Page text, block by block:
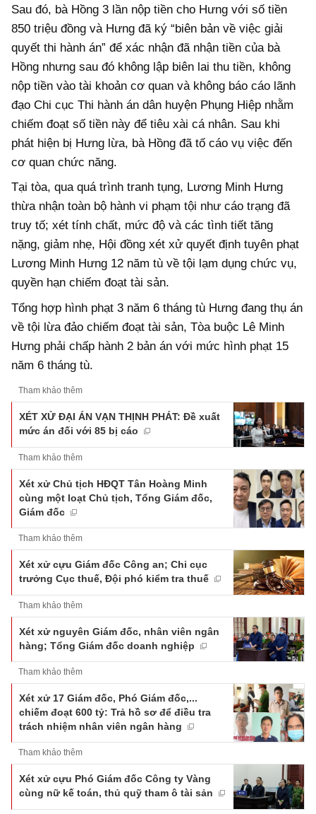
Sau đó, bà Hồng 3 lần nộp tiền cho Hưng với số tiền
850 triệu đồng và Hưng đã ký “biên bản về việc giải
quyết thi hành án” để xác nhận đã nhận tiền của bà
Hồng nhưng sau đó không lập biên lai thu tiền, không
nộp tiền vào tài khoản cơ quan và không báo cáo lãnh
đạo Chi cục Thi hành án dân huyện Phụng Hiệp nhằm
chiếm đoạt số tiền này để tiêu xài cá nhân. Sau khi
phát hiện bị Hưng lừa, bà Hồng đã tố cáo vụ việc đến
cơ quan chức năng.
Tại tòa, qua quá trình tranh tụng, Lương Minh Hưng
thừa nhận toàn bộ hành vi phạm tội như cáo trạng đã
truy tố; xét tính chất, mức độ và các tình tiết tăng
nặng, giảm nhẹ, Hội đồng xét xử quyết định tuyên phạt
Lương Minh Hưng 12 năm tù về tội lạm dụng chức vụ,
quyền hạn chiếm đoạt tài sản.
Tổng hợp hình phạt 3 năm 6 tháng tù Hưng đang thụ án
về tội lừa đảo chiếm đoạt tài sản, Tòa buộc Lê Minh
Hưng phải chấp hành 2 bản án với mức hình phạt 15
năm 6 tháng tù.
Tham khảo thêm
XÉT XỬ ĐẠI ÁN VẠN THỊNH PHÁT: Đề xuất
mức án đối với 85 bị cáo
Tham khảo thêm
Xét xử Chủ tịch HĐQT Tân Hoàng Minh
cùng một loạt Chủ tịch, Tổng Giám đốc,
Giám đốc
Tham khảo thêm
Xét xử cựu Giám đốc Công an; Chi cục
trưởng Cục thuế, Đội phó kiểm tra thuế
Tham khảo thêm
Xét xử nguyên Giám đốc, nhân viên ngân
hàng; Tổng Giám đốc doanh nghiệp
Tham khảo thêm
Xét xử 17 Giám đốc, Phó Giám đốc,...
chiếm đoạt 600 tỷ: Trả hồ sơ để điều tra
trách nhiệm nhân viên ngân hàng
Tham khảo thêm
Xét xử cựu Phó Giám đốc Công ty Vàng
cùng nữ kế toán, thủ quỹ tham ô tài sản